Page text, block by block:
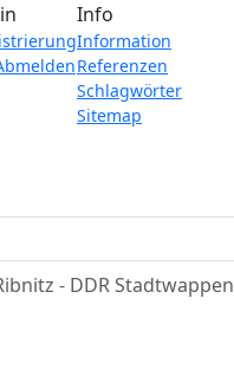
Info
Information
Referenzen
Schlagwörter
Sitemap
- DDR Stadtwappen